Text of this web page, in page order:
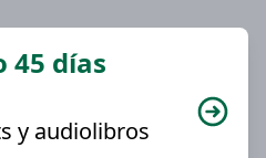
45 días
y audiolibros